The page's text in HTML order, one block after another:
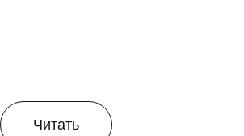
Читать